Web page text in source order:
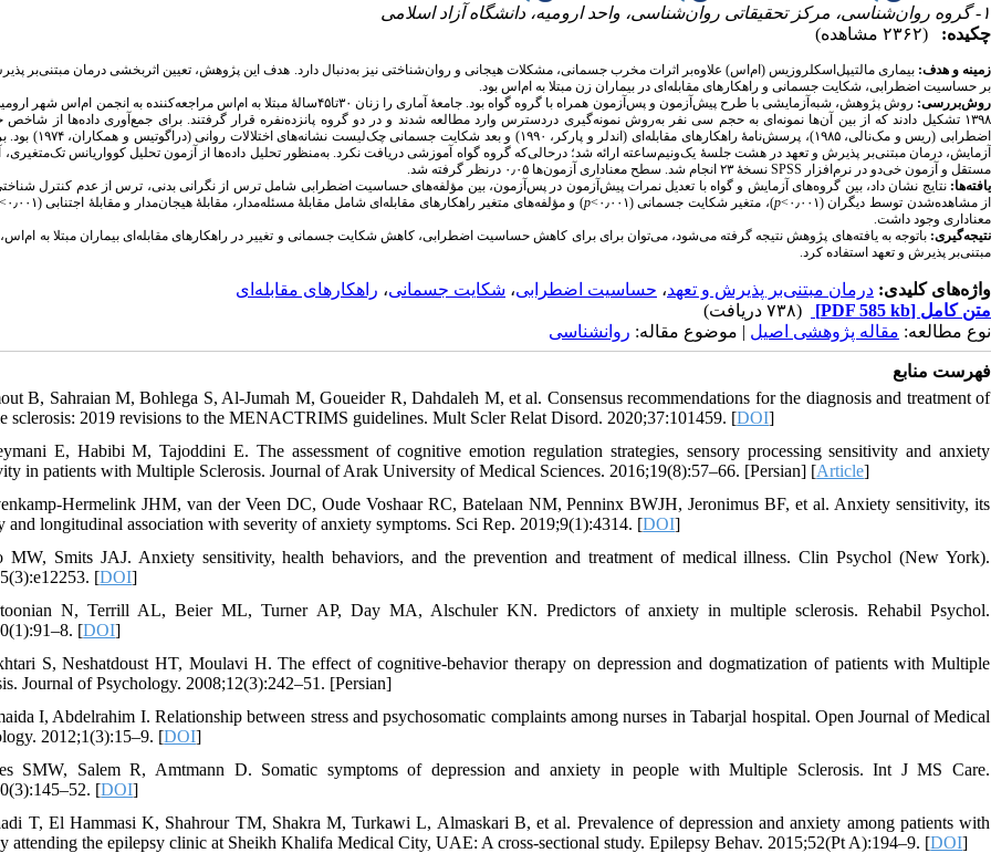
۱- گروه روان‌شناسی، مرکز تحقیقاتی روان‌شناسی، واحد ارومیه، دانشگاه آزاد اسلامی
چکیده:
(۲۳۶۲ مشاهده)
زمینه و هدف: بیماریمالتیپل‌اسکلروزیس(ام‌اس) علاوه‌بر اثرات مخرب جسمانی، مشکلات هیجانی و روان‌شناختی نیز به‌دنبال دارد. هدف این پژوهش، تعیین اثربخشی درمان مبتنی‌بر
بر حساسیت اضطرابی، شکایت جسمانی و راهکارهای مقابله‌ای در بیماران زن مبتلا به ام‌اس بود.
روش‌بررسی:
روش پژوهش، شبه‌آزمایشی با طرح پیش‌آزمون و پس‌آزمون همراه با گروه گواه بود. جامعۀ آماری را زنان ۳۰تا۴۵سالۀ مبتلا به ام‌اس مراجعه‌کننده به
۱۳۹۸ تشکیل دادند که از بین آ‌ن‌ها نمونه‌ای به حجم سی نفر به‌روش نمونه‌گیری دردسترس وارد مطالعه شدند و در دو گروه پانزده‌نفره قرار گرفتند. برای جمع‌آوری داده‌ها از
اضطرابی (ریس و مک‌نالی، ۱۹۸۵)، پرسش‌نامهٔ راهکارهای مقابله‌ای (اندلر و
آزمایش، درمان مبتنی‌بر پذیرش و تعهد در هشت جلسۀ یک‌ونیم‌ساعته ارائه شد؛ درحالی‌که گروه گواه آموزشی دریافت نکرد. به‌منظور تحلیل داده‌ها از آزمون تحلیل کوواریانس
‌مستقل و آزمون خی‌دو در نرم‌افزار SPSS نسخهٔ ۲۳ انجام شد. سطح معناداری آزمون‌ها ۰٫۰۵ درنظر گرفته شد.
یافته‌ها: نتایج نشان داد، بین گروه‌های آزمایش و گواه با تعدیل نمرات پیش‌آزمون در پس‌آزمون، بین مؤلفه‌های حساسیت اضطرابی شامل ترس از نگرانی‌ بدنی، ترس از عدم کنترل
از مشاهده‌شدن توسط دیگران (۰٫۰۰۱>
p)، متغیر شکایت جسمانی (۰٫۰۰۱> p) و مؤلفه‌های متغیر راهکارهای مقابله‌ای شامل مقابلۀ مسئله‌مدار، مقابلۀ هیجان‌مدار و مقابلۀ اجتنابی (۰٫۰۰۱>
معناداری وجود داشت.
نتیجه‌گیری: باتوجه به یافته‌های پژوهش نتیجه گرفته می‌شود، می‌توان برای برای کاهش حساسیت اضطرابی، کاهش شکایت جسمانی و تغییر در راهکارهای مقابله‌ای بیماران مبتلا به
مبتنی‌بر پذیرش و تعهد استفاده کرد.
واژه‌های کلیدی: درمان مبتنی‌بر پذیرش و تعهد، حساسیت اضطرابی، شکایت جسمانی، راهکارهای مقابله‌‌ای
متن کامل [PDF 585 kb]
(۷۳۸ دریافت)
نوع مطالعه: مقاله پژوهشی اصیل | موضوع مقاله: روانشناسی
فهرست منابع
B, Sahraian M, Bohlega S, Al-Jumah M, Goueider R, Dahdaleh M, et al. Consensus recommendations for the diagnosis and treatment of
sclerosis: 2019 revisions to the MENACTRIMS guidelines. Mult Scler Relat Disord. 2020;37:101459. [DOI]
E, Habibi M, Tajoddini E. The assessment of cognitive emotion regulation strategies, sensory processing sensitivity and anxiety
in patients with Multiple Sclerosis. Journal of Arak University of Medical Sciences. 2016;19(8):57–66. [Persian] [Article]
Hermelink JHM, van der Veen DC, Oude Voshaar RC, Batelaan NM, Penninx BWJH, Jeronimus BF, et al. Anxiety sensitivity, its
and longitudinal association with severity of anxiety symptoms. Sci Rep. 2019;9(1):4314. [DOI]
MW, Smits JAJ. Anxiety sensitivity, health behaviors, and the prevention and treatment of medical illness. Clin Psychol (New York).
[DOI]
N, Terrill AL, Beier ML, Turner AP, Day MA, Alschuler KN. Predictors of anxiety in multiple sclerosis. Rehabil Psychol.
[DOI]
S, Neshatdoust HT, Moulavi H. The effect of cognitive-behavior therapy on depression and dogmatization of patients with Multiple
Journal of Psychology. 2008;12(3):242–51. [Persian]
I, Abdelrahim I. Relationship between stress and psychosomatic complaints among nurses in Tabarjal hospital. Open Journal of Medical
2012;1(3):15–9. [DOI]
SMW, Salem R, Amtmann D. Somatic symptoms of depression and anxiety in people with Multiple Sclerosis. Int J MS Care.
[DOI]
T, El Hammasi K, Shahrour TM, Shakra M, Turkawi L, Almaskari B, et al. Prevalence of depression and anxiety among patients with
attending the epilepsy clinic at Sheikh Khalifa Medical City, UAE: A cross-sectional study. Epilepsy Behav. 2015;52(Pt A):194–9. [DOI]